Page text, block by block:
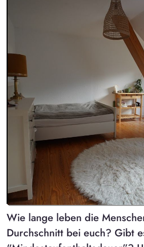
Wie lange leben die
Durchschnitt bei euch? Gibt